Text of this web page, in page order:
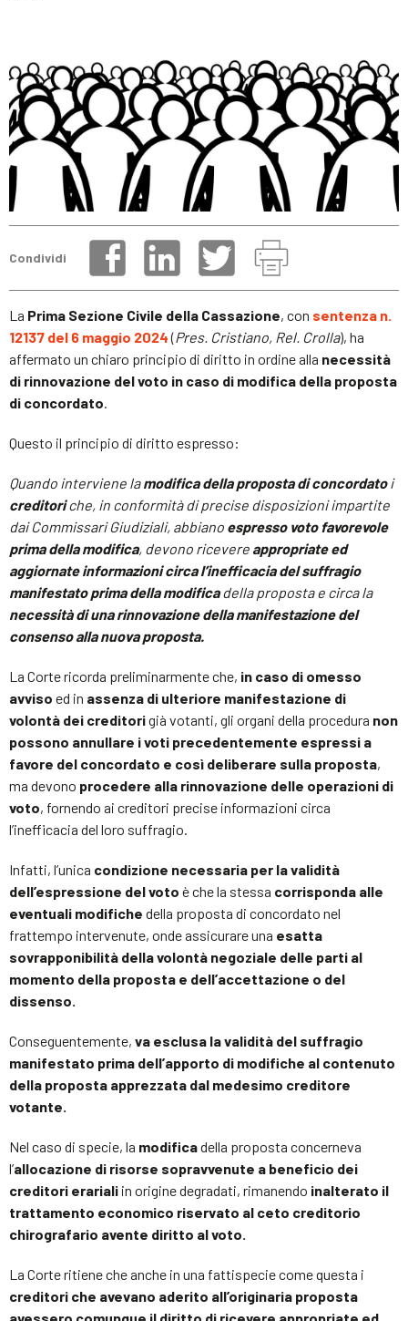
Condividi
La Prima Sezione Civile della Cassazione, con sentenza n.
12137 del 6 maggio 2024(Pres. Cristiano, Rel. Crolla), ha
affermato un chiaro principio di diritto in ordine alla necessità
di rinnovazione del voto in caso di modifica della proposta
di concordato.
Questo il principio di diritto espresso:
Quando interviene lamodifica della proposta di concordatoi
creditoriche, in conformità di precise disposizioni impartite
dai Commissari Giudiziali, abbiano espresso voto favorevole
prima della modifica, devono ricevere appropriate ed
aggiornate informazioni circa l’inefficacia del suffragio
manifestato prima della modificadella proposta e circa la
necessità di una rinnovazione della manifestazione del
consenso alla nuova proposta.
La Corte ricorda preliminarmente che, in caso di omesso
avviso ed in assenza di ulteriore manifestazione di
volontà dei creditorigià votanti, gli organi della procedura non
possono annullare i voti precedentemente espressi a
favore del concordato e così deliberare sulla proposta,
ma devono procedere alla rinnovazione delle operazioni di
voto, fornendo ai creditori precise informazioni circa
l’inefficacia del loro suffragio.
Infatti, l’unica condizione necessaria per la validità
dell’espressione del voto è che la stessa corrisponda alle
eventuali modifiche della proposta di concordato nel
frattempo intervenute, onde assicurare una esatta
sovrapponibilità della volontà negoziale delle parti al
momento della proposta e dell’accettazione o del
dissenso.
Conseguentemente, va esclusa la validità del suffragio
manifestato prima dell’apporto di modifiche al contenuto
della proposta apprezzata dal medesimo creditore
votante.
Nel caso di specie, la modificadella proposta concerneva
l’allocazione di risorse sopravvenute a beneficio dei
creditori erariali in origine degradati, rimanendo inalterato il
trattamento economico riservato al ceto creditorio
chirografario avente diritto al voto.
La Corte ritiene che anche in una fattispecie come questa i
creditori che avevano aderito all’originaria proposta